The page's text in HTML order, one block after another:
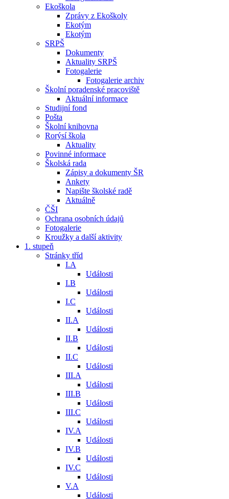
Ekoškola
Zprávy z Ekoškoly
Ekotým
Ekotým
SRPŠ
Dokumenty
Aktuality SRPŠ
Fotogalerie
Fotogalerie archiv
Školní poradenské pracoviště
Aktuální informace
Studijní fond
Pošta
Školní knihovna
Rorýsí škola
Aktuality
Povinné informace
Školská rada
Zápisy a dokumenty ŠR
Ankety
Napište školské radě
Aktuálně
ČŠI
Ochrana osobních údajů
Fotogalerie
Kroužky a další aktivity
1. stupeň
Stránky tříd
I.A
Události
I.B
Události
I.C
Události
II.A
Události
II.B
Události
II.C
Události
III.A
Události
III.B
Události
III.C
Události
IV.A
Události
IV.B
Události
IV.C
Události
V.A
Události